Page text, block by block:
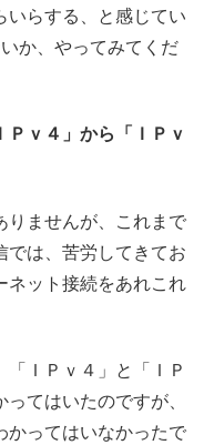
らする、と感じてい
か、やってみてくだ
ｖ４」から「ＩＰｖ
りませんが、これまで
は、苦労してきてお
ネット接続をあれこれ
ＩＰｖ４」と「ＩＰ
てはいたのですが、
かってはいなかったで